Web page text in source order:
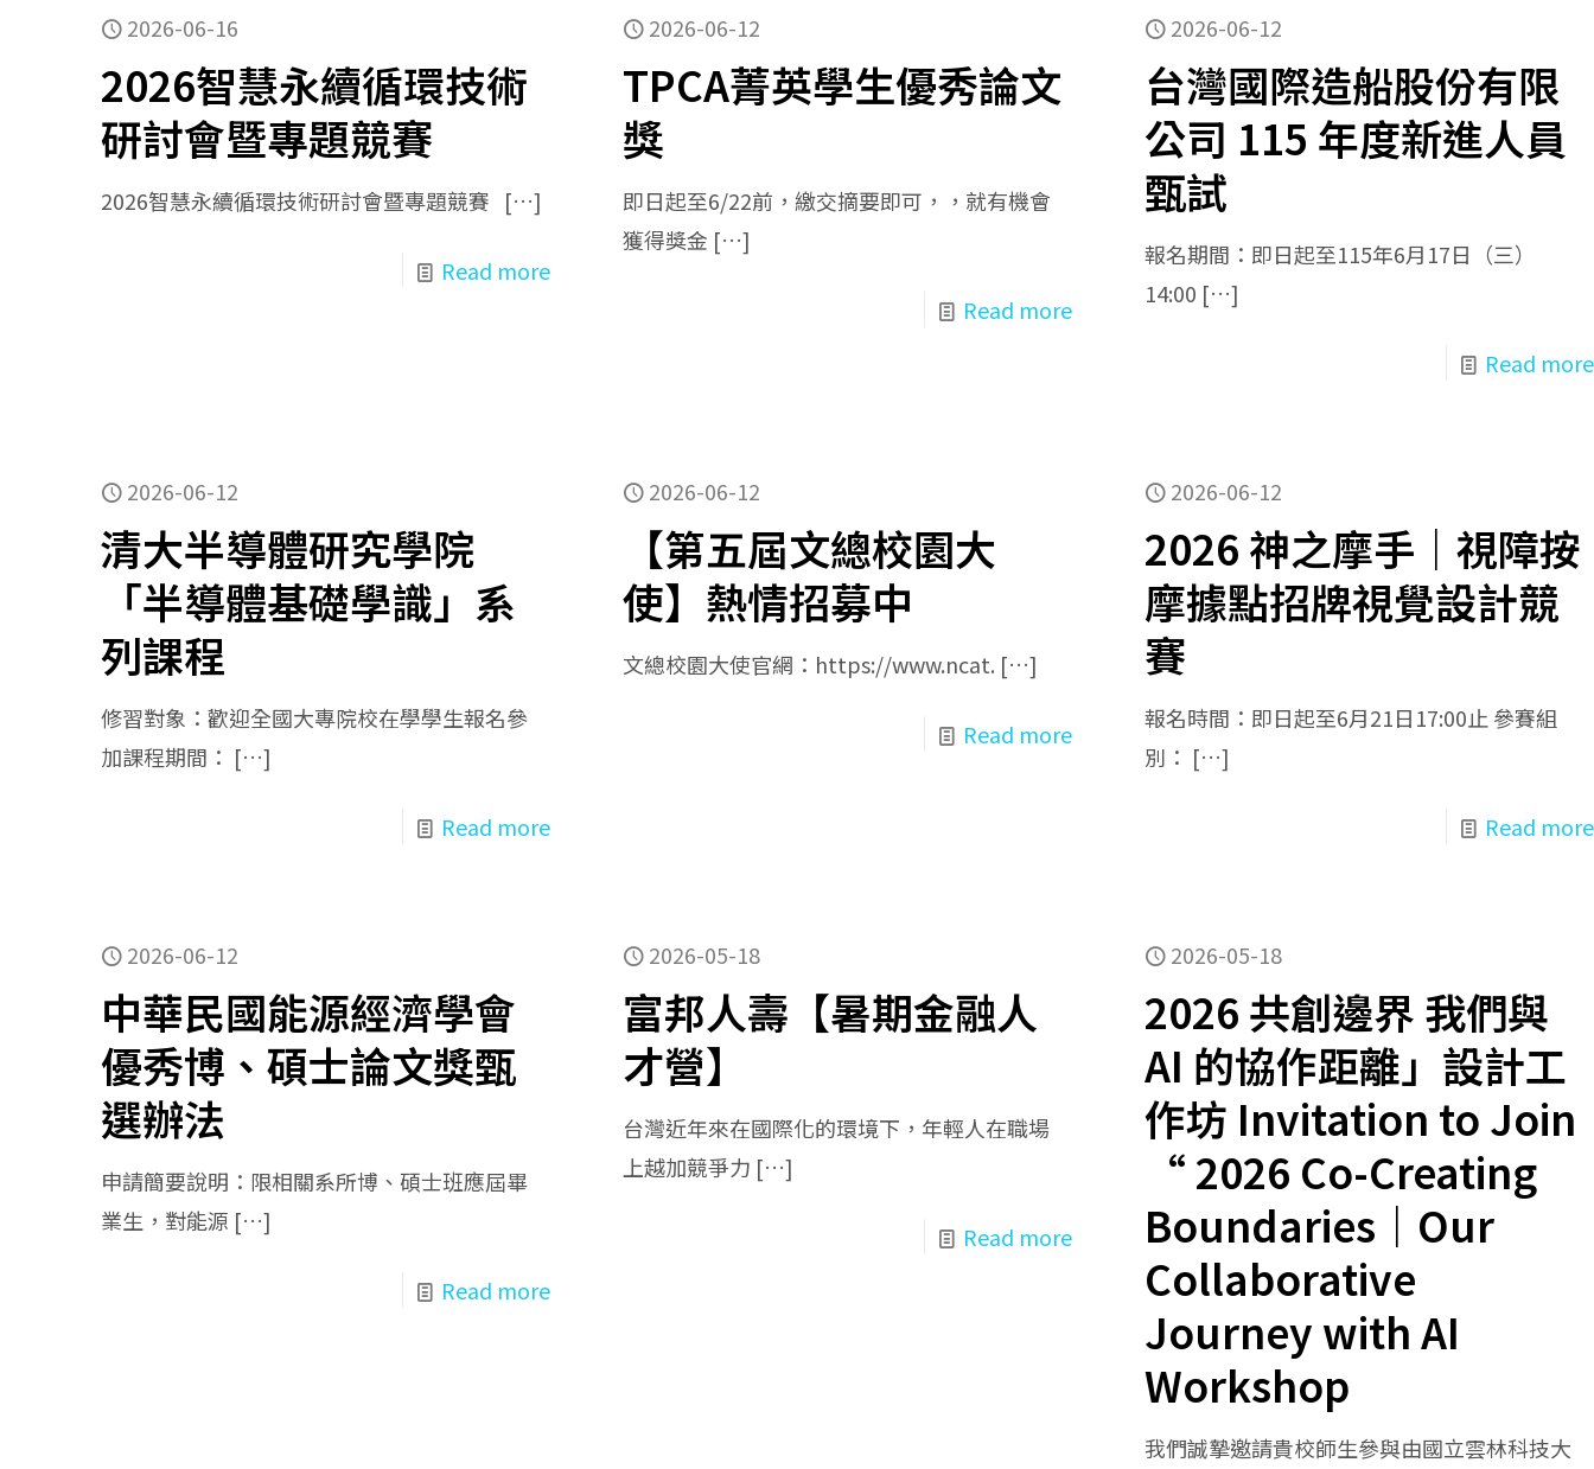
2026-06-16
2026智慧永續循環技術
研討會暨專題競賽
2026智慧永續循環技術研討會暨專題競賽 […]
Read more
2026-06-12
TPCA菁英學生優秀論文
獎
即日起至6/22前，繳交摘要即可，，就有機會
獲得獎金 […]
Read more
2026-06-12
台灣國際造船股份有限
公司 115 年度新進人員
甄試
報名期間：即日起至115年6月17日（三）
14:00 […]
Read more
2026-06-12
清大半導體研究學院
「半導體基礎學識」系
列課程
修習對象：歡迎全國大專院校在學學生報名參
加課程期間： […]
Read more
2026-06-12
【第五屆文總校園大
使】熱情招募中
文總校園大使官網：https://www.ncat. […]
Read more
2026-06-12
2026 神之摩手｜視障按
摩據點招牌視覺設計競
賽
報名時間：即日起至6月21日17:00止 參賽組
別： […]
Read more
2026-06-12
中華民國能源經濟學會
優秀博、碩士論文獎甄
選辦法
申請簡要說明：限相關系所博、碩士班應屆畢
業生，對能源 […]
Read more
2026-05-18
富邦人壽【暑期金融人
才營】
台灣近年來在國際化的環境下，年輕人在職場
上越加競爭力 […]
Read more
2026-05-18
2026 共創邊界 我們與
AI 的協作距離」設計工
作坊 Invitation to Join
“ 2026 Co-Creating
Boundaries｜Our
Collaborative
Journey with AI
Workshop
我們誠摯邀請貴校師生參與由國立雲林科技大